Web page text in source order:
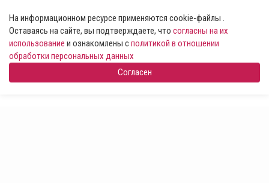
На информационном ресурсе применяются cookie-файлы .
Оставаясь на сайте, вы подтверждаете, что согласны на их
использование и ознакомлены сполитикой в отношении
обработки персональных данных
Согласен